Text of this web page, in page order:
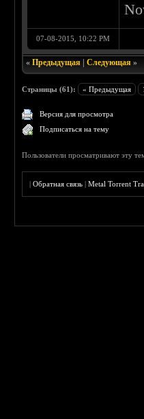
07-08-2015, 10:22 PM
«Предыдущая |Следующая »
Страницы (61): « Предыдущая
Версия для просмотра
Подписаться на тему
Пользователи просматривают эту
|Обратная связь |Metal Torrent